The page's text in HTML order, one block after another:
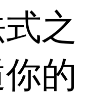
之
的